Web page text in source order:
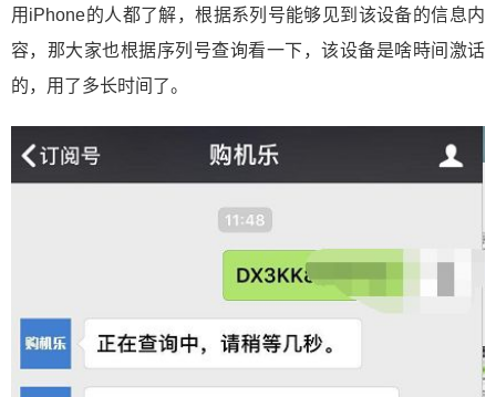
用iPhone的人都了解，根据系列号能够见到该设备的信息内
容，那大家也根据序列号查询看一下，该设备是啥時间激话
的，用了多长时间了。